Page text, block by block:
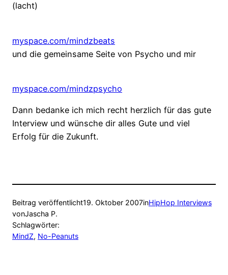
(lacht)
myspace.com/mindzbeats
und die gemeinsame Seite von Psycho und mir
myspace.com/mindzpsycho
Dann bedanke ich mich recht herzlich für das gute
Interview und wünsche dir alles Gute und viel
Erfolg für die Zukunft.
Beitrag veröffentlicht19. Oktober 2007inHipHop Interviews
vonJascha P.
Schlagwörter:
MindZ, No-Peanuts